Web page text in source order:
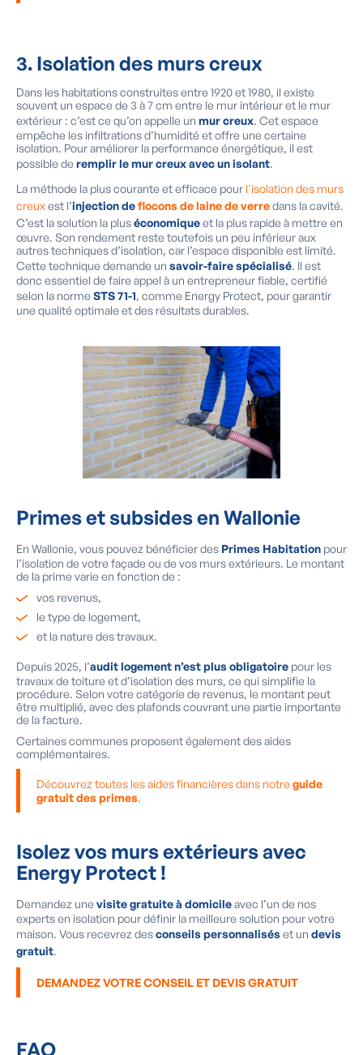
3. Isolation des murs creux
Dans les habitations construites entre 1920 et 1980, il existe
souvent un espace de 3 à 7 cm entre le mur intérieur et le mur
extérieur : c’est ce qu’on appelle un mur creux. Cet espace
empêche les infiltrations d’humidité et offre une certaine
isolation. Pour améliorer la performance énergétique, il est
possible de remplir le mur creux avec un isolant.
La méthode la plus courante et efficace pour l'isolation des murs
creuxest l’injection deflocons de laine de verredans la cavité.
C’est la solution la pluséconomiqueet la plus rapide à mettre en
œuvre. Son rendement reste toutefois un peu inférieur aux
autres techniques d’isolation, car l’espace disponible est limité.
Cette technique demande un savoir-faire spécialisé. Il est
donc essentiel de faire appel à un entrepreneur fiable, certifié
selon la norme STS 71-1, comme Energy Protect, pour garantir
une qualité optimale et des résultats durables.
Primes et subsides en Wallonie
En Wallonie, vous pouvez bénéficier des Primes Habitation pour
l’isolation de votre façade ou de vos murs extérieurs. Le montant
de la prime varie en fonction de :
vos revenus,
le type de logement,
et la nature des travaux.
Depuis 2025, l’audit logement n’est plus obligatoire pour les
travaux de toiture et d’isolation des murs, ce qui simplifie la
procédure. Selon votre catégorie de revenus, le montant peut
être multiplié, avec des plafonds couvrant une partie importante
de la facture.
Certaines communes proposent également des aides
complémentaires.
Découvrez toutes les aides financières dans notreguide
gratuit des primes.
Isolez vos murs extérieurs avec
Energy Protect !
Demandez une visite gratuite à domicileavec l’un de nos
experts en isolation pour définir la meilleure solution pour votre
maison. Vous recevrez desconseils personnaliséset un devis
gratuit.
DEMANDEZ VOTRE CONSEIL ET DEVIS GRATUIT
FAQ